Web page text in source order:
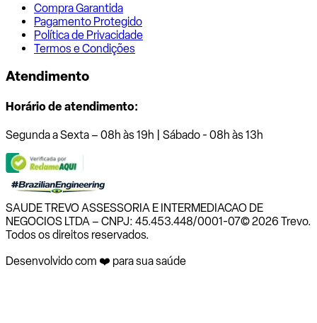
Compra Garantida
Pagamento Protegido
Política de Privacidade
Termos e Condições
Atendimento
Horário de atendimento:
Segunda a Sexta – 08h às 19h | Sábado - 08h às 13h
SAUDE TREVO ASSESSORIA E INTERMEDIACAO DE
NEGOCIOS LTDA – CNPJ: 45.453.448/0001-07© 2026 Trevo.
Todos os direitos reservados.
Desenvolvido com ❤️ para sua saúde